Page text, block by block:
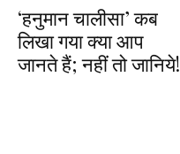
‘हनुमान चालीसा’ कब
लिखा गया क्या आप
जानते हैं; नहीं तो जानिये!